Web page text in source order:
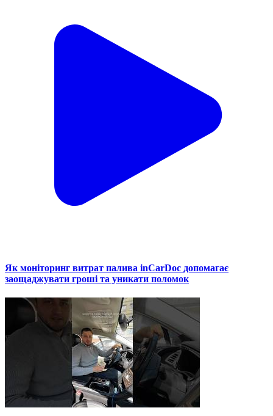
Як моніторинг витрат палива inCarDoc допомагає
заощаджувати гроші та уникати поломок